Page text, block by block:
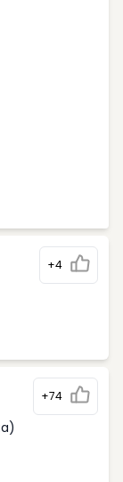
+4
+74